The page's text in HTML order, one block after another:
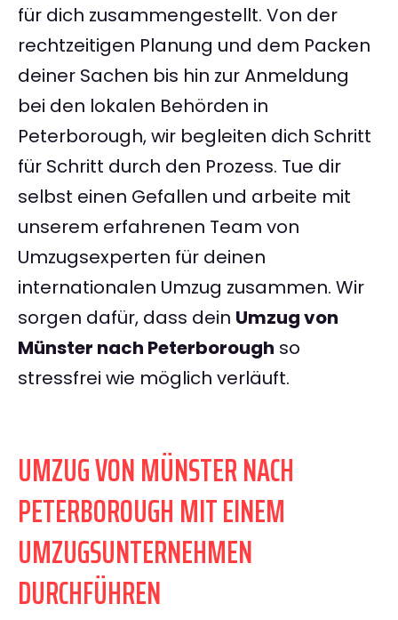
für dich zusammengestellt. Von der
rechtzeitigen Planung und dem Packen
deiner Sachen bis hin zur Anmeldung
bei den lokalen Behörden in
Peterborough, wir begleiten dich Schritt
für Schritt durch den Prozess. Tue dir
selbst einen Gefallen und arbeite mit
unserem erfahrenen Team von
Umzugsexperten für deinen
internationalen Umzug zusammen. Wir
sorgen dafür, dass dein Umzug von
Münster nach Peterborough so
stressfrei wie möglich verläuft.
UMZUG VON MÜNSTER NACH
PETERBOROUGH MIT EINEM
UMZUGSUNTERNEHMEN
DURCHFÜHREN